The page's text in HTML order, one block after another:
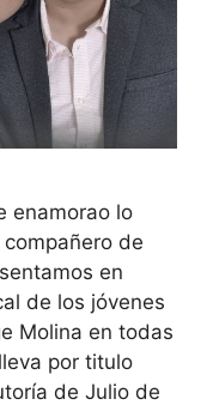
enamorao lo
de
en
de los jóvenes
Molina en todas
por titulo
de Julio de